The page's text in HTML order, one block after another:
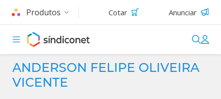
Produtos Cotar Anunciar
ANDERSON FELIPE OLIVEIRA
VICENTE